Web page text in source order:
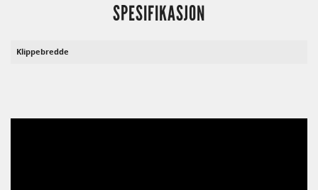
SPESIFIKASJON
Klippebredde